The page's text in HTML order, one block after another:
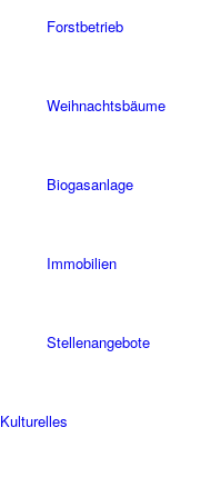
Forstbetrieb
Weihnachtsbäume
Biogasanlage
Immobilien
Stellenangebote
Kulturelles